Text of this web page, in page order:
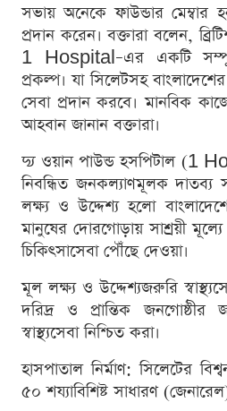
সভায় অনেকে ফাউন্ডার মেম্বার
প্রদান করেন। বক্তারা বলেন,
1 Hospital–এর একটি
প্রকল্প। যা সিলেটসহ
সেবা প্রদান করবে। মানবিক
আহবান জানান বক্তারা।
দ‍্য ওয়ান পাউন্ড হসপিটাল (1
নিবন্ধিত জনকল্যাণমূলক দাতব্য
লক্ষ্য ও উদ্দেশ্য হলো
মানুষের দোরগোড়ায় সাশ্রয়ী
চিকিৎসাসেবা পৌঁছে দেওয়া।
মূল লক্ষ্য ও উদ্দেশ্যজরুরি
দরিদ্র ও প্রান্তিক
স্বাস্থ্যসেবা নিশ্চিত করা।
হাসপাতাল নির্মাণ: সিলেটের
৫০ শয্যাবিশিষ্ট সাধারণ